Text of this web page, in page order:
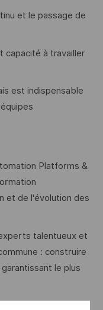
et le passage de
capacité à travailler
est indispensable
Platforms &
et de l'évolution des
talentueux et
: construire
le plus
stratégiques dans